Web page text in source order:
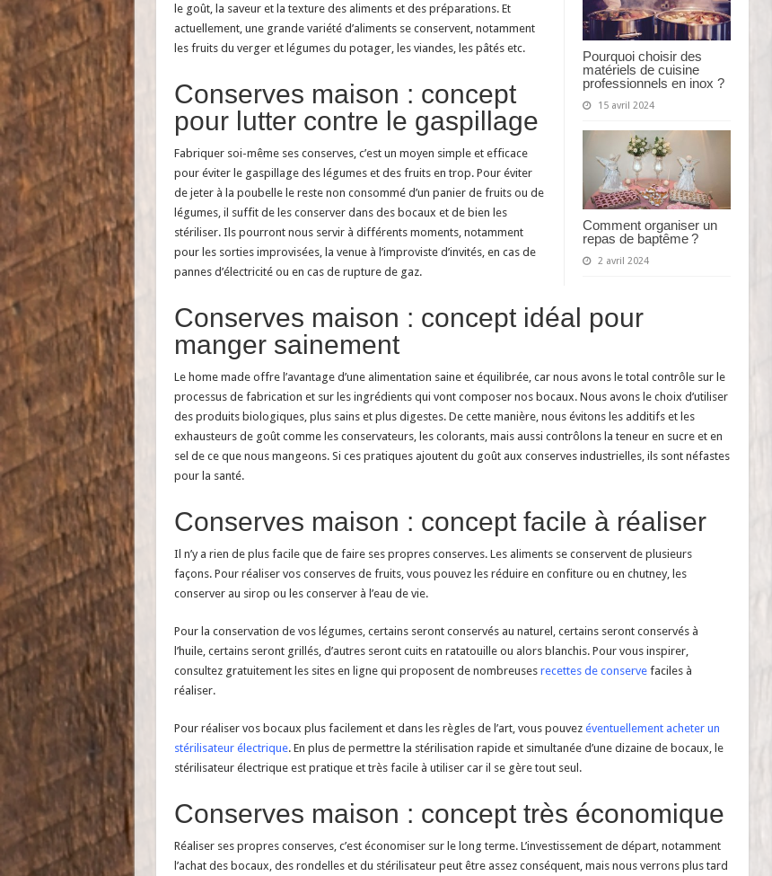
Pourquoi choisir des
matériels de cuisine
professionnels en inox ?
15 avril 2024
Comment organiser un
repas de baptême ?
2 avril 2024
le goût, la saveur et la texture des aliments et des préparations. Et
actuellement, une grande variété d’aliments se conservent, notamment
les fruits du verger et légumes du potager, les viandes, les pâtés etc.
Conserves maison : concept
pour lutter contre le gaspillage
Fabriquer soi-même ses conserves, c’est un moyen simple et efficace
pour éviter le gaspillage des légumes et des fruits en trop. Pour éviter
de jeter à la poubelle le reste non consommé d’un panier de fruits ou de
légumes, il suffit de les conserver dans des bocaux et de bien les
stériliser. Ils pourront nous servir à différents moments, notamment
pour les sorties improvisées, la venue à l’improviste d’invités, en cas de
pannes d’électricité ou en cas de rupture de gaz.
Conserves maison : concept idéal pour
manger sainement
Le home made offre l’avantage d’une alimentation saine et équilibrée, car nous avons le total contrôle sur le
processus de fabrication et sur les ingrédients qui vont composer nos bocaux. Nous avons le choix d’utiliser
des produits biologiques, plus sains et plus digestes. De cette manière, nous évitons les additifs et les
exhausteurs de goût comme les conservateurs, les colorants, mais aussi contrôlons la teneur en sucre et en
sel de ce que nous mangeons. Si ces pratiques ajoutent du goût aux conserves industrielles, ils sont néfastes
pour la santé.
Conserves maison : concept facile à réaliser
Il n’y a rien de plus facile que de faire ses propres conserves. Les aliments se conservent de plusieurs
façons. Pour réaliser vos conserves de fruits, vous pouvez les réduire en confiture ou en chutney, les
conserver au sirop ou les conserver à l’eau de vie.
Pour la conservation de vos légumes, certains seront conservés au naturel, certains seront conservés à
l’huile, certains seront grillés, d’autres seront cuits en ratatouille ou alors blanchis. Pour vous inspirer,
consultez gratuitement les sites en ligne qui proposent de nombreuses recettes de conservefaciles à
réaliser.
Pour réaliser vos bocaux plus facilement et dans les règles de l’art, vous pouvez éventuellement acheter un
stérilisateur électrique. En plus de permettre la stérilisation rapide et simultanée d’une dizaine de bocaux, le
stérilisateur électrique est pratique et très facile à utiliser car il se gère tout seul.
Conserves maison : concept très économique
Réaliser ses propres conserves, c’est économiser sur le long terme. L’investissement de départ, notamment
l’achat des bocaux, des rondelles et du stérilisateur peut être assez conséquent, mais nous verrons plus tard